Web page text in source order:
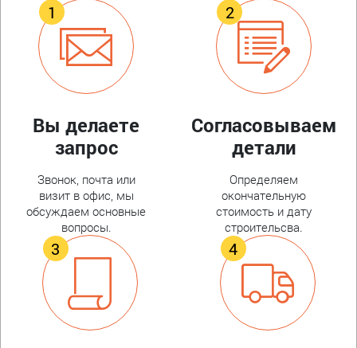
Вы делаете
запрос
Звонок, почта или
визит в офис, мы
обсуждаем основные
вопросы.
Согласовываем
детали
Определяем
окончательную
стоимость и дату
строительсва.